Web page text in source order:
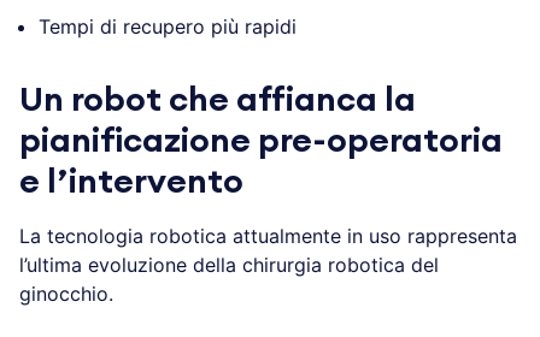
Tempi di recupero più rapidi
Un robot che affianca la
pianificazione pre-operatoria
e l’intervento
La tecnologia robotica attualmente in uso rappresenta
l’ultima evoluzione della chirurgia robotica del
ginocchio.